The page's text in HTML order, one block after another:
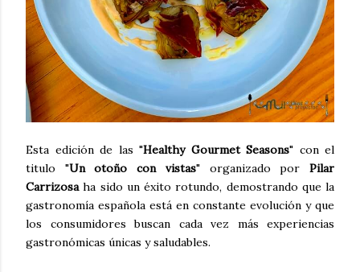
Esta edición de las "Healthy Gourmet Seasons" con el
titulo "Un otoño con vistas" organizado porPilar
Carrizosaha sido un éxito rotundo, demostrando que la
gastronomía española está en constante evolución y que
los consumidores buscan cada vez más experiencias
gastronómicas únicas y saludables.